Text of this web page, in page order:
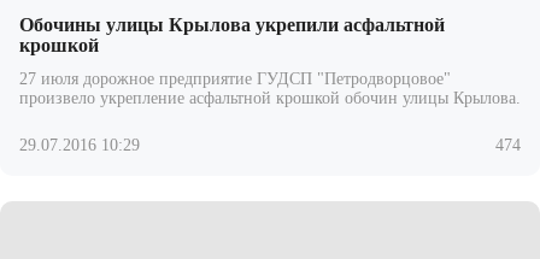
Обочины улицы Крылова укрепили асфальтной
крошкой
27 июля дорожное предприятие ГУДСП "Петродворцовое"
произвело укрепление асфальтной крошкой обочин улицы Крылова.
29.07.2016 10:29 474